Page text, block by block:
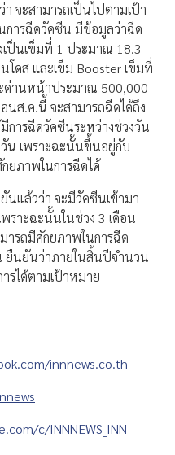
จะสามารถเป็นไปตามเป้า
การฉีดวัคซีน มีข้อมูลว่าฉีด
ป็นเข็มที่ 1 ประมาณ 18.3
ดส และเข็ม Booster เข็มที่
ด่านหน้าประมาณ 500,000
นส.ค.นี้ จะสามารถฉีดได้ถึง
การฉีดวัคซีนระหว่างช่วงวัน
น เพราะฉะนั้นขึ้นอยู่กับ
ยภาพในการฉีดได้
นแล้วว่า จะมีวัคซีนเข้ามา
ราะฉะนั้นในช่วง 3 เดือน
ารถมีศักยภาพในการฉีด
ยืนยันว่าภายในสิ้นปีจำนวน
รได้ตามเป้าหมาย
innnews.co.th
c/INNNEWS_INN